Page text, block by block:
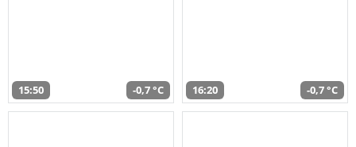
15:50 -0,7 °C 16:20 -0,7 °C